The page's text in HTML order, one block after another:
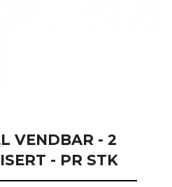
VENDBAR - 2
- PR STK